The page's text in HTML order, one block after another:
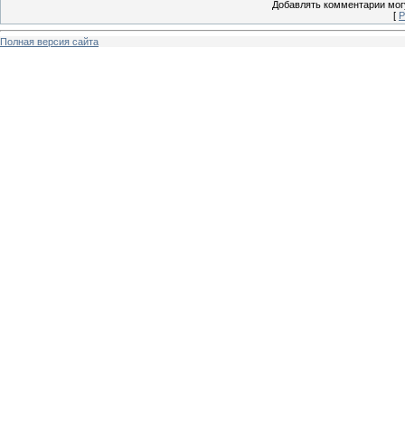
Добавлять комментарии
[
Полная версия сайта